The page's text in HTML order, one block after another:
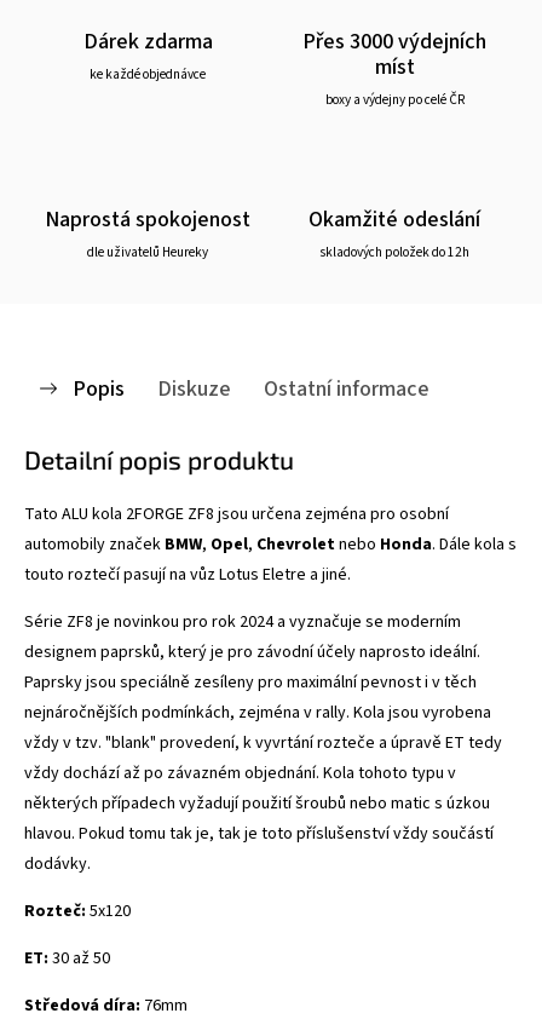
Dárek zdarma
ke každé objednávce
Přes 3000 výdejních
míst
boxy a výdejny po celé ČR
Naprostá spokojenost
dle uživatelů Heureky
Okamžité odeslání
skladových položek do 12h
Popis Diskuze Ostatní informace
Detailní popis produktu
Tato ALU kola 2FORGE ZF8 jsou určena zejména pro osobní
automobily značek BMW, Opel, Chevroletnebo Honda. Dále kola s
touto roztečí pasují na vůz Lotus Eletre a jiné.
Série ZF8 je novinkou pro rok 2024 a vyznačuje se moderním
designem paprsků, který je pro závodní účely naprosto ideální.
Paprsky jsou speciálně zesíleny pro maximální pevnost i v těch
nejnáročnějších podmínkách, zejména v rally. Kola jsou vyrobena
vždy v tzv. "blank" provedení, k vyvrtání rozteče a úpravě ET tedy
vždy dochází až po závazném objednání. Kola tohoto typu v
některých případech vyžadují použití šroubů nebo matic s úzkou
hlavou. Pokud tomu tak je, tak je toto příslušenství vždy součástí
dodávky.
Rozteč: 5x120
ET: 30 až 50
Středová díra: 76mm